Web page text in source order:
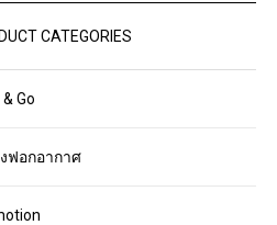
CATEGORIES
Go
ฟอกอากาศ